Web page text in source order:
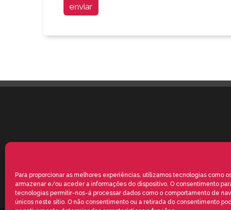
Para proporcionar as melhores experiências, utilizamos tecnologias como
armazenar e/ou aceder a informações do dispositivo. O consentimento
tecnologias permitir-nos-á processar dados como o comportamento de
únicos neste sítio. O não consentimento ou a retirada do consentimento
enviar